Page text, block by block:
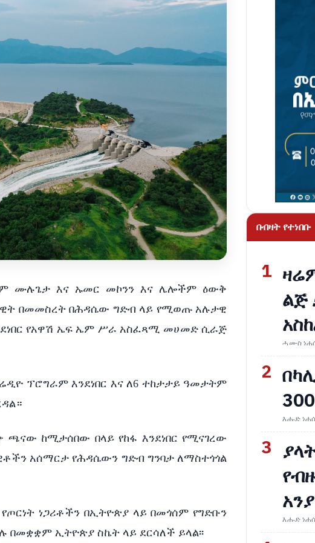
ሙሉጌታ እና ኡመር መኮንን እና ሌሎችም ዕውቅ
በመመስረት በሕዳሴው ግድብ ላይ የሚወጡ አሉታዊ
የአዋሽ ኤፍ ኤም ሥራ አስፈጻሚ መሀመድ ሲራጅ
ፕሮግራም እንደነበር እና ለ6 ተከታታይ ዓመታትም
ከሚታሰበው በላይ የከፋ እንደነበር የሚናገረው
አሰማርታ የሕዳሴውን ግድብ ግንባታ ለማስተጎጎል
ነጋሪቶችን በኢትዮጵያ ላይ በመጎሰም የግድቡን
በመቋቋም ኢትዮጵያ ስኬት ላይ ደርሳለች ይላል፡፡
በብዛት የተነበቡ
1
ልጅ
ሓሙስ
2
እሑድ
3
እሑድ